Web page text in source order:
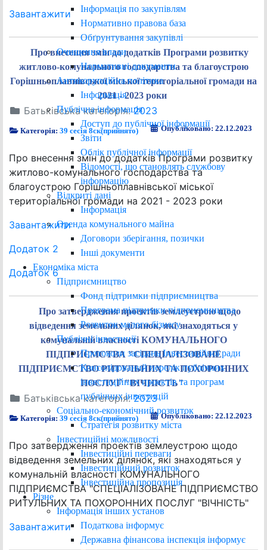
Інформація по закупівлям
Нормативно правова база
Обґрунтування закупівлі
Очищення влади
Нормативні документи
Антикорупційна політика
Інформація
Публічна інформація
Доступ до публічної інформації
Звіти
Облік публічної інформації
Відомості, що становлять службову
інформацію
Відкриті дані
Інформація
Оренда комунального майна
Договори зберігання, позички
Інші документи
Економіка міста
Підприємництво
Фонд підтримки підприємництва
Програма підтримки підприємництва
Розвиток малого бізнесу
Публічні інвестиції
Протоколи засідань Інвестиційної ради
Консолідований перелік публічних
інвестиційних проектів та програм
публічних інвестицій
Соціально-економічний розвиток
Стратегія розвитку міста
Інвестиційні можливості
Інвестиційні переваги
Інвестиційний розвиток
Інвестиційна пропозиція
Різне
Інформація інших установ
Податкова інформує
Державна фінансова інспекція інформує
Завантажити
Про внесення змін до додатків Програми розвитку
житлово-комунального господарства та благоустрою
Горішньоплавнівської міської територіальної громади на
2021 - 2023 роки
Батьківська категорія:2023
Категорія:39 сесія 8ск(прийнято) Опубліковано: 22.12.2023
Про внесення змін до додатків Програми розвитку
житлово-комунального господарства та
благоустрою Горішньоплавнівської міської
територіальної громади на 2021 - 2023 роки
Завантажити
Додаток 2
Додаток 6
Про затвердження проектів землеустрою щодо
відведення земельних ділянок, які знаходяться у
комунальній власності КОМУНАЛЬНОГО
ПІДПРИЄМСТВА "СПЕЦІАЛІЗОВАНЕ
ПІДПРИЄМСТВО РИТУЛЬНИХ ТА ПОХОРОННИХ
ПОСЛУГ "ВІЧНІСТЬ"
Батьківська категорія:2023
Категорія:39 сесія 8ск(прийнято) Опубліковано: 22.12.2023
Про затвердження проектів землеустрою щодо
відведення земельних ділянок, які знаходяться у
комунальній власності КОМУНАЛЬНОГО
ПІДПРИЄМСТВА "СПЕЦІАЛІЗОВАНЕ ПІДПРИЄМСТВО
РИТУЛЬНИХ ТА ПОХОРОННИХ ПОСЛУГ "ВІЧНІСТЬ"
Завантажити